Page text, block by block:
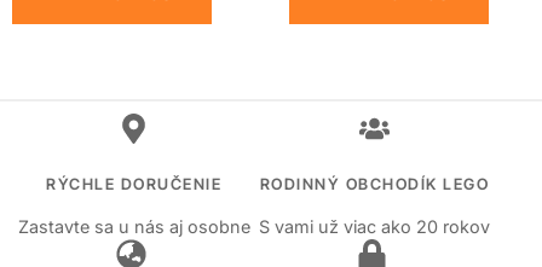
RÝCHLE DORUČENIE
Zastavte sa u nás aj osobne
RODINNÝ OBCHODÍK LEGO
S vami už viac ako 20 rokov